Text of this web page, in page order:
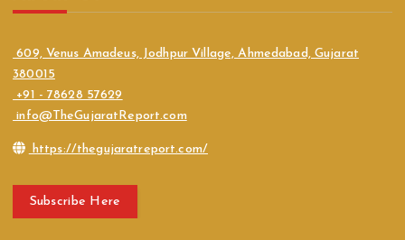
609, Venus Amadeus, Jodhpur Village, Ahmedabad, Gujarat
380015
+91 - 78628 57629
info@TheGujaratReport.com
https://thegujaratreport.com/
Subscribe Here